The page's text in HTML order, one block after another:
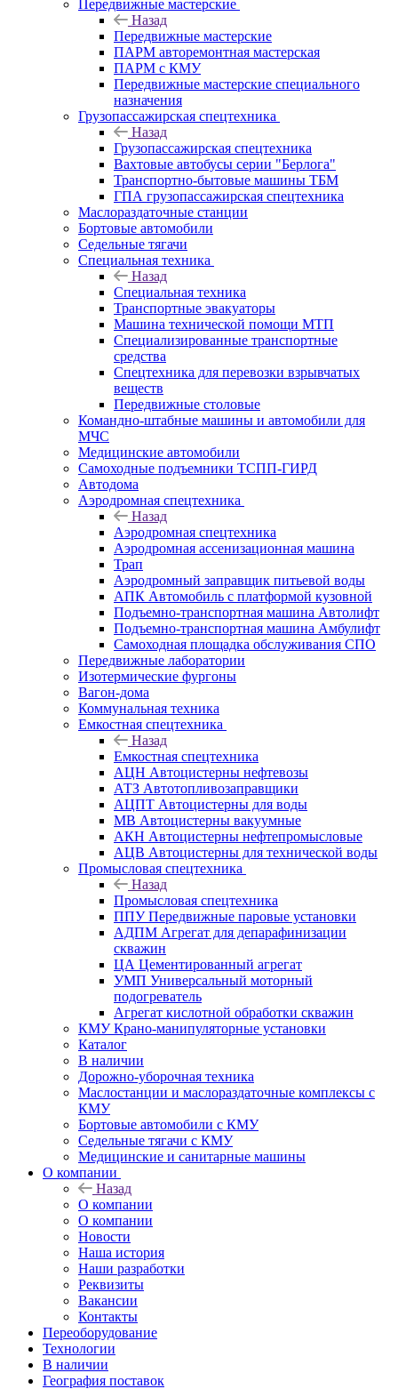
Передвижные мастерские
Назад
Передвижные мастерские
ПАРМ авторемонтная мастерская
ПАРМ с КМУ
Передвижные мастерские специального
назначения
Грузопассажирская спецтехника
Назад
Грузопассажирская спецтехника
Вахтовые автобусы серии "Берлога"
Транспортно-бытовые машины ТБМ
ГПА грузопассажирская спецтехника
Маслораздаточные станции
Бортовые автомобили
Седельные тягачи
Специальная техника
Назад
Специальная техника
Транспортные эвакуаторы
Машина технической помощи МТП
Специализированные транспортные
средства
Спецтехника для перевозки взрывчатых
веществ
Передвижные столовые
Командно-штабные машины и автомобили для
МЧС
Медицинские автомобили
Самоходные подъемники ТСПП-ГИРД
Автодома
Аэродромная спецтехника
Назад
Аэродромная спецтехника
Аэродромная ассенизационная машина
Трап
Аэродромный заправщик питьевой воды
АПК Автомобиль с платформой кузовной
Подъемно-транспортная машина Автолифт
Подъемно-транспортная машина Амбулифт
Самоходная площадка обслуживания СПО
Передвижные лаборатории
Изотермические фургоны
Вагон-дома
Коммунальная техника
Емкостная спецтехника
Назад
Емкостная спецтехника
АЦН Автоцистерны нефтевозы
АТЗ Автотопливозаправщики
АЦПТ Автоцистерны для воды
МВ Автоцистерны вакуумные
АКН Автоцистерны нефтепромысловые
АЦВ Автоцистерны для технической воды
Промысловая спецтехника
Назад
Промысловая спецтехника
ППУ Передвижные паровые установки
АДПМ Агрегат для депарафинизации
скважин
ЦА Цементированный агрегат
УМП Универсальный моторный
подогреватель
Агрегат кислотной обработки скважин
КМУ Крано-манипуляторные установки
Каталог
В наличии
Дорожно-уборочная техника
Маслостанции и маслораздаточные комплексы с
КМУ
Бортовые автомобили с КМУ
Седельные тягачи с КМУ
Медицинские и санитарные машины
О компании
Назад
О компании
О компании
Новости
Наша история
Наши разработки
Реквизиты
Вакансии
Контакты
Переоборудование
Технологии
В наличии
География поставок